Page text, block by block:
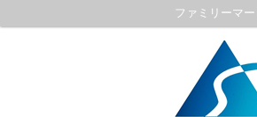
ファミリーマ